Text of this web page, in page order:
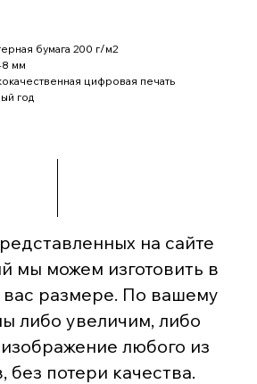
бумага 200 г/м2
мм
цифровая печать
год
на сайте
мы можем изготовить в
размере. По вашему
либо увеличим, либо
любого из
без потери качества.